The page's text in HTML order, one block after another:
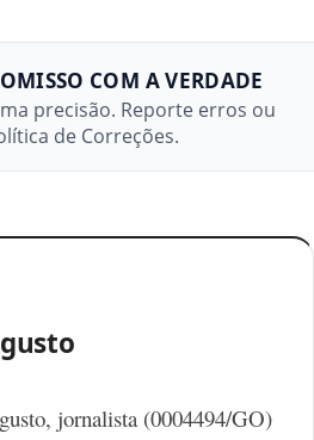
COM A VERDADE
precisão. Reporte erros ou
de Correções.
jornalista (0004494/GO)